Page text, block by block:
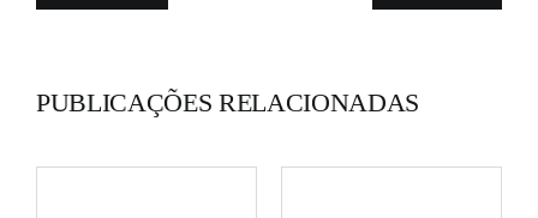
PUBLICAÇÕES RELACIONADAS